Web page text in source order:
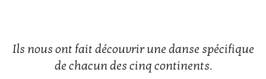
Ils nous ont fait découvrir une danse spécifique
de chacun des cinq continents.